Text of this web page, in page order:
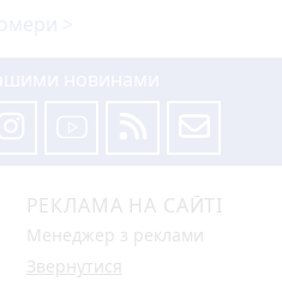
РЕКЛАМА НА САЙТІ
Менеджер з реклами
Звернутися